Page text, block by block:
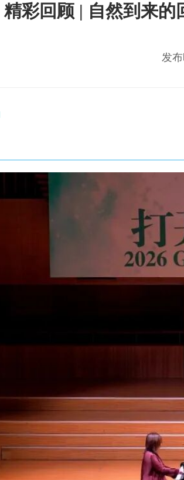
精彩回顾 | 自然到来的
发